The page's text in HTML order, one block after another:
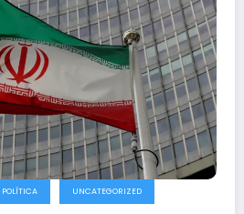
POLÍTICA UNCATEGORIZED